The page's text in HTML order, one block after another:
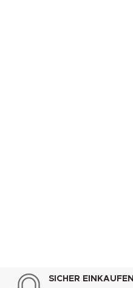
SICHER EINKAUFEN